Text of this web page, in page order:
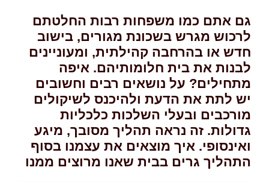
גם אתם כמו משפחות רבות החלטתם
לרכוש מגרש בשכונת מגורים, בישוב
חדש או בהרחבה קהילתית, ומעוניינים
לבנות את בית חלומותיהם. איפה
מתחילים? על נושאים רבים וחשובים
יש לתת את הדעת ולהיכנס לשיקולים
מורכבים ובעלי השלכות כלכליות
גדולות. זה נראה תהליך מסובך, מיגע
ואינסופי. איך מוצאים את עצמנו בסוף
התהליך גרים בבית שאנו מרוצים ממנו